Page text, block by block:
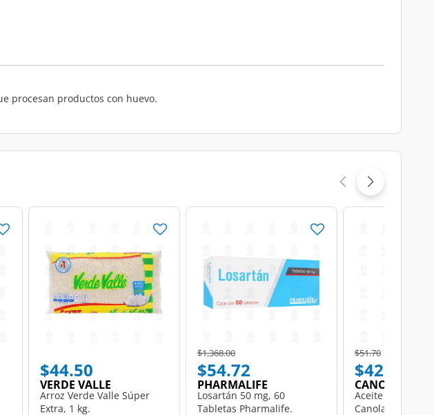
procesan productos con huevo.
$44.50
VERDE VALLE
Arroz Verde Valle Súper
Extra, 1 kg.
Price reduced from
$1,368.00to
$54.72
PHARMALIFE
Losartán 50 mg, 60
Tabletas Pharmalife.
Price reduced from
$51.70to
$42.50
CANOIL
Aceite Canoil
Canola, 946 ml.